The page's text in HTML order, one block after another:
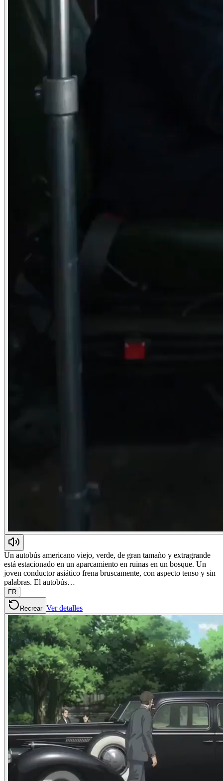
Un autobús americano viejo, verde, de gran tamaño y extragrande
está estacionado en un aparcamiento en ruinas en un bosque. Un
joven conductor asiático frena bruscamente, con aspecto tenso y sin
palabras. El autobús…
FR
Recrear Ver detalles